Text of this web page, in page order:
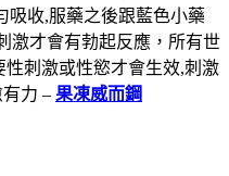
吸收,服藥之後跟藍色小藥
激才會有勃起反應，所有世
性刺激或性慾才會生效,刺激
力 – 果凍威而鋼